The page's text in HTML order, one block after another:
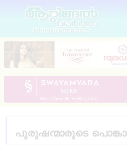
പുരുഷന്മാരുടെ